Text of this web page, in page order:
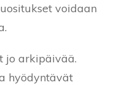
voidaan
jo arkipäivää.
hyödyntävät